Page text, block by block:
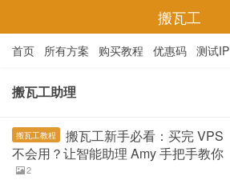
搬瓦工
首页 所有方案 购买教程 优惠码 测试IP
搬瓦工助理
搬瓦工教程
搬瓦工新手必看：买完 VPS
不会用？让智能助理 Amy 手把手教你
2